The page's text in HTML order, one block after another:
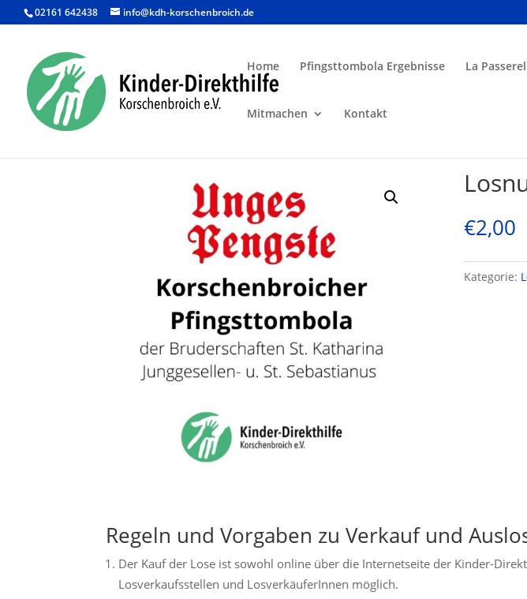
02161 642438 info@kdh-korschenbroich.de
Home Pfingsttombola Ergebnisse La
Mitmachen Kontakt
€2,00
Kategorie:
Regeln und Vorgaben zu Verkauf und
Der Kauf der Lose ist sowohl online über die Internetseite der Kinder-
Losverkaufsstellen und LosverkäuferInnen möglich.